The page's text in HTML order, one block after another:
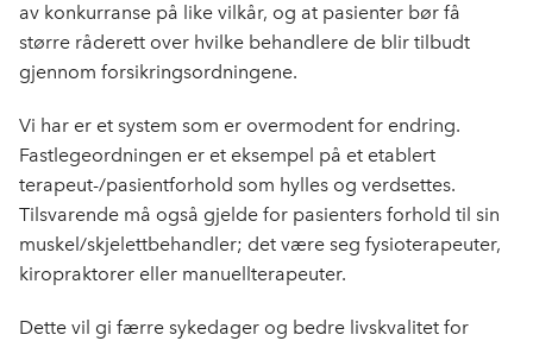
av konkurranse på like vilkår, og at pasienter bør få
større råderett over hvilke behandlere de blir tilbudt
gjennom forsikringsordningene.
Vi har er et system som er overmodent for endring.
Fastlegeordningen er et eksempel på et etablert
terapeut-/pasientforhold som hylles og verdsettes.
Tilsvarende må også gjelde for pasienters forhold til sin
muskel/skjelettbehandler; det være seg fysioterapeuter,
kiropraktorer eller manuellterapeuter.
Dette vil gi færre sykedager og bedre livskvalitet for